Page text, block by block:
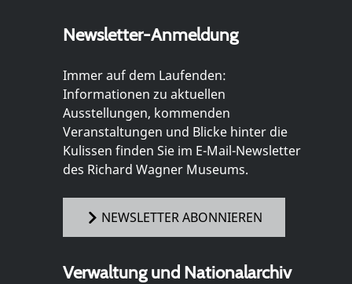
Newsletter-Anmeldung
Immer auf dem Laufenden:
Informationen zu aktuellen
Ausstellungen, kommenden
Veranstaltungen und Blicke hinter die
Kulissen finden Sie im E-Mail-Newsletter
des Richard Wagner Museums.
NEWSLETTER ABONNIEREN
Verwaltung und Nationalarchiv